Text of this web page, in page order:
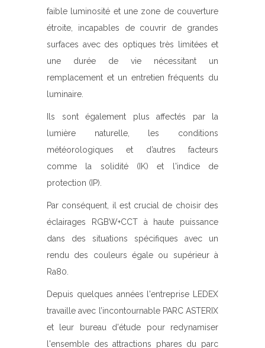
faible luminosité et une zone de couverture
étroite, incapables de couvrir de grandes
surfaces avec des optiques très limitées et
une durée de vie nécessitant un
remplacement et un entretien fréquents du
luminaire.
Ils sont également plus affectés par la
lumière naturelle, les conditions
météorologiques et d’autres facteurs
comme la solidité (IK) et l'indice de
protection (IP).
Par conséquent, il est crucial de choisir des
éclairages RGBW+CCT à haute puissance
dans des situations spécifiques avec un
rendu des couleurs égale ou supérieur à
Ra80.
Depuis quelques années l'entreprise LEDEX
travaille avec l’incontournable PARC ASTERIX
et leur bureau d'étude pour redynamiser
l'ensemble des attractions phares du parc